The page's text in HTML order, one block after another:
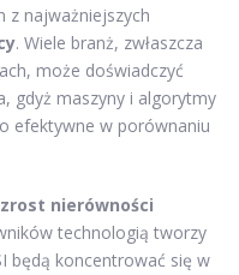
z najważniejszych
. Wiele branż, zwłaszcza
może doświadczyć
gdyż maszyny i algorytmy
efektywne w porównaniu
nierówności
technologią tworzy
będą koncentrować się w